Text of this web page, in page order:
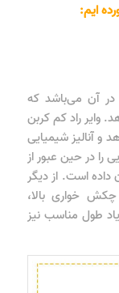
ایم:
آن می‌باشد که
وایر راد کم کربن
و آنالیز شیمیایی
را در حین عبور از
است. از دیگر
خواری بالا،
طول مناسب نیز